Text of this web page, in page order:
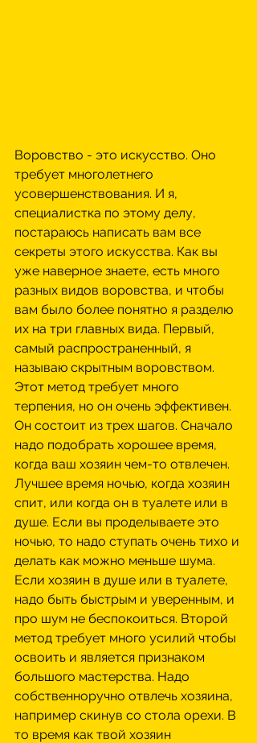
Воровство - это искусство. Оно
требует многолетнего
усовершенствования. И я,
специалистка по этому делу,
постараюсь написать вам все
секреты этого искусства. Как вы
уже наверное знаете, есть много
разных видов воровства, и чтобы
вам было более понятно я разделю
их на три главных вида. Первый,
самый распространенный, я
называю скрытным воровством.
Этот метод требует много
терпения, но он очень эффективен.
Он состоит из трех шагов. Сначало
надо подобрать хорошее время,
когда ваш хозяин чем-то отвлечен.
Лучшее время ночью, когда хозяин
спит, или когда он в туалете или в
душе. Если вы проделываете это
ночью, то надо ступать очень тихо и
делать как можно меньше шума.
Если хозяин в душе или в туалете,
надо быть быстрым и уверенным, и
про шум не беспокоиться. Второй
метод требует много усилий чтобы
освоить и является признаком
большого мастерства. Надо
собственноручно отвлечь хозяина,
например скинув со стола орехи. В
то время как твой хозяин